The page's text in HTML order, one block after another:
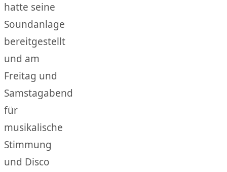
hatte seine
Soundanlage
bereitgestellt
und am
Freitag und
Samstagabend
für
musikalische
Stimmung
und Disco